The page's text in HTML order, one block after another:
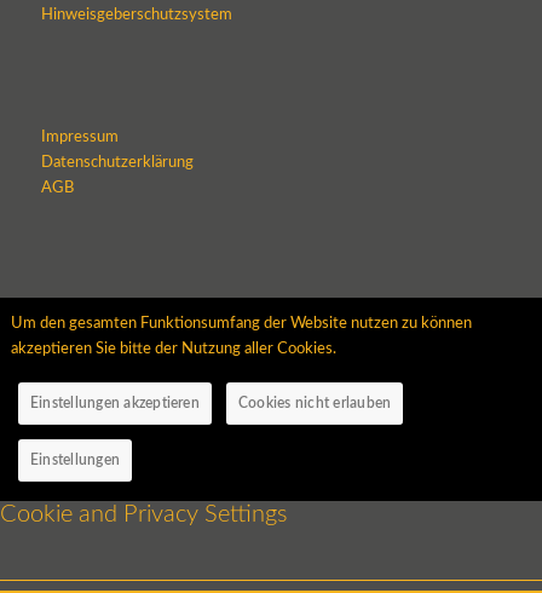
Hinweisgeberschutzsystem
Impressum
Datenschutzerklärung
AGB
Um den gesamten Funktionsumfang der Website nutzen zu können
akzeptieren Sie bitte der Nutzung aller Cookies.
Einstellungen akzeptieren Cookies nicht erlauben
Einstellungen
Cookie and Privacy Settings